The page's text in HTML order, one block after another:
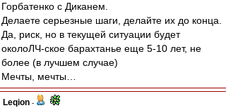
Горбатенко с Диканем.
Делаете серьезные шаги, делайте их до конца.
Да, риск, но в текущей ситуации будет
околоЛЧ-ское барахтанье еще 5-10 лет, не
более (в лучшем случае)
Мечты, мечты…
Leqion -